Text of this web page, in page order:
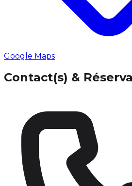
Google Maps
Contact(s) &